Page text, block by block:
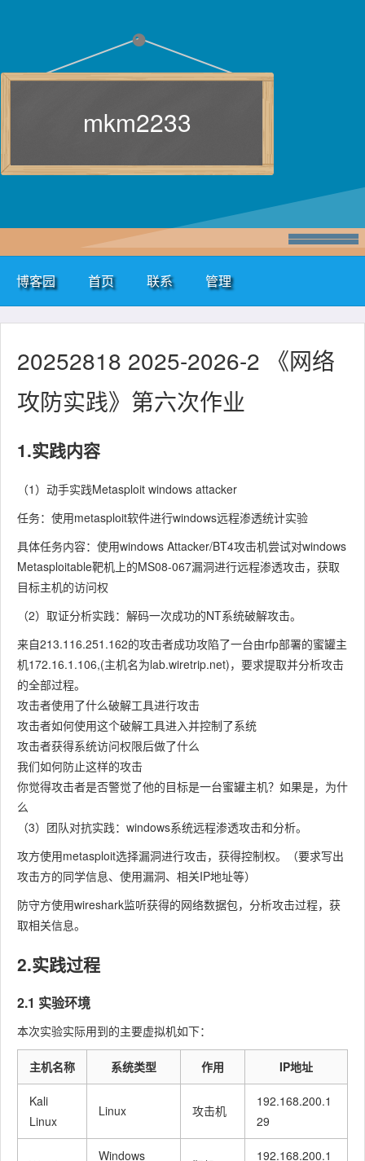
mkm2233
博客园 首页 联系 管理
20252818 2025-2026-2 《网络
攻防实践》第六次作业
1.实践内容
（1）动手实践Metasploit windows attacker
任务：使用metasploit软件进行windows远程渗透统计实验
具体任务内容：使用windows Attacker/BT4攻击机尝试对windows
Metasploitable靶机上的MS08-067漏洞进行远程渗透攻击，获取
目标主机的访问权
（2）取证分析实践：解码一次成功的NT系统破解攻击。
来自213.116.251.162的攻击者成功攻陷了一台由rfp部署的蜜罐主
机172.16.1.106,(主机名为lab.wiretrip.net)，要求提取并分析攻击
的全部过程。
攻击者使用了什么破解工具进行攻击
攻击者如何使用这个破解工具进入并控制了系统
攻击者获得系统访问权限后做了什么
我们如何防止这样的攻击
你觉得攻击者是否警觉了他的目标是一台蜜罐主机？如果是，为什
么
（3）团队对抗实践：windows系统远程渗透攻击和分析。
攻方使用metasploit选择漏洞进行攻击，获得控制权。（要求写出
攻击方的同学信息、使用漏洞、相关IP地址等）
防守方使用wireshark监听获得的网络数据包，分析攻击过程，获
取相关信息。
2.实践过程
2.1 实验环境
本次实验实际用到的主要虚拟机如下：
主机名称 系统类型 作用 IP地址
Kali
Linux
Linux 攻击机
192.168.200.1
29
Windows
192.168.200.1